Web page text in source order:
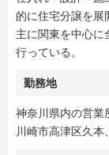
的に住宅分譲を展
主に関東を中心に
行っている。
勤務地
神奈川県内の営業
川崎市高津区久本